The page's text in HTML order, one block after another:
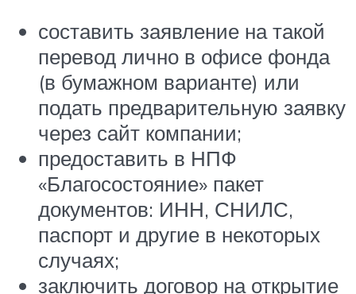
составить заявление на такой
перевод лично в офисе фонда
(в бумажном варианте) или
подать предварительную заявку
через сайт компании;
предоставить в НПФ
«Благосостояние» пакет
документов: ИНН, СНИЛС,
паспорт и другие в некоторых
случаях;
заключить договор на открытие